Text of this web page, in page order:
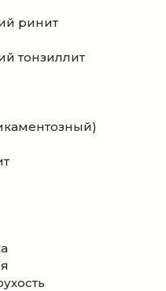
ринит
тонзиллит